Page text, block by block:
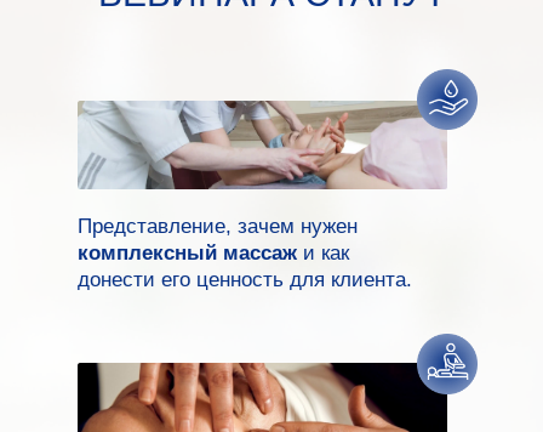
Представление, зачем нужен
комплексный массаж и как
донести его ценность для клиента.